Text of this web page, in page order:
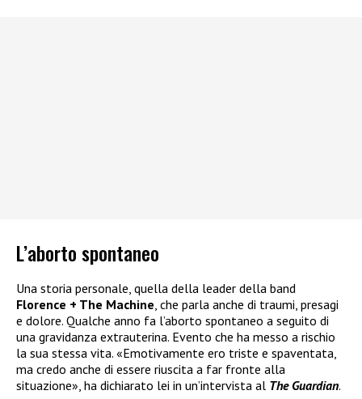
L’aborto spontaneo
Una storia personale, quella della leader della band
Florence + The Machine , che parla anche di traumi, presagi
e dolore. Qualche anno fa l’aborto spontaneo a seguito di
una gravidanza extrauterina. Evento che ha messo a rischio
la sua stessa vita. «Emotivamente ero triste e spaventata,
ma credo anche di essere riuscita a far fronte alla
situazione», ha dichiarato lei in un’intervista al The Guardian.